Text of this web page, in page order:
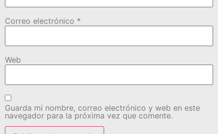
Correo electrónico *
Web
Guarda mi nombre, correo electrónico y web en este
navegador para la próxima vez que comente.